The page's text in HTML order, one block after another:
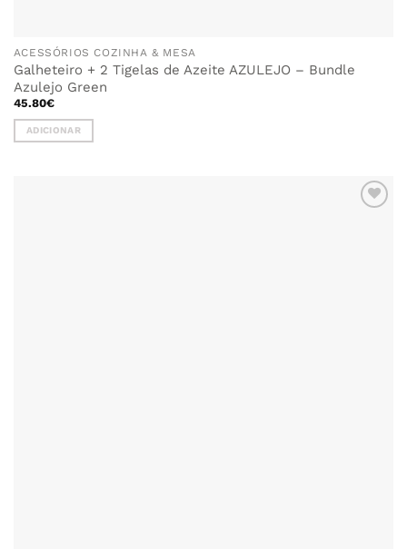
ACESSÓRIOS COZINHA & MESA
Galheteiro + 2 Tigelas de Azeite AZULEJO – Bundle
Azulejo Green
45.80€
ADICIONAR